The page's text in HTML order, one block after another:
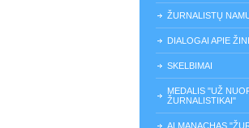
ŽURNALISTŲ
DIALOGAI APIE
SKELBIMAI
MEDALIS "UŽ
ŽURNALISTIKAI"
ALMANACHAS